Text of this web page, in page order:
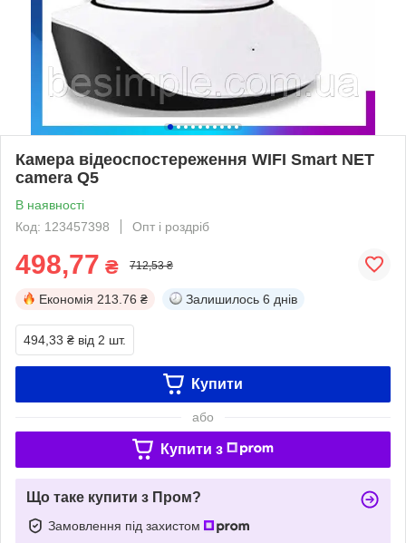
Камера відеоспостереження WIFI Smart NET
camera Q5
В наявності
Код: 123457398
Опт і роздріб
498,77 ₴ 712,53 ₴
Економія 213.76 ₴ Залишилось 6 днів
494,33 ₴ від 2 шт.
Купити
або
Купити з
Що таке купити з Пром?
Замовлення під захистом